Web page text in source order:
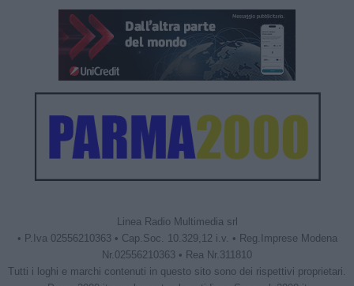
Linea Radio Multimedia srl
• P.Iva 02556210363 • Cap.Soc. 10.329,12 i.v. • Reg.Imprese Modena
Nr.02556210363 • Rea Nr.311810
Tutti i loghi e marchi contenuti in questo sito sono dei rispettivi proprietari.